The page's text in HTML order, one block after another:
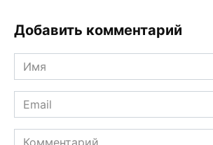
Добавить комментарий
Имя
*
Email
*
Комментарий